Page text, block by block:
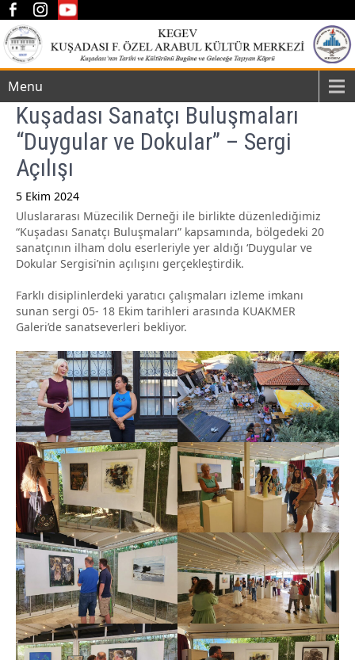
Menu
Kuşadası Sanatçı Buluşmaları
“Duygular ve Dokular” – Sergi
Açılışı
5 Ekim 2024
Uluslararası Müzecilik Derneği ile birlikte düzenlediğimiz
“Kuşadası Sanatçı Buluşmaları” kapsamında, bölgedeki 20
sanatçının ilham dolu eserleriyle yer aldığı ‘Duygular ve
Dokular Sergisi’nin açılışını gerçekleştirdik.
Farklı disiplinlerdeki yaratıcı çalışmaları izleme imkanı
sunan sergi 05- 18 Ekim tarihleri arasında KUAKMER
Galeri’de sanatseverleri bekliyor.
Post
navigation